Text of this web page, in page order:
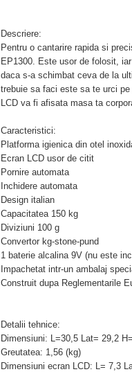
Descriere:
Pentru o cantarire rapida si
EP1300. Este usor de folosit,
daca s-a schimbat ceva de la
trebuie sa faci este sa te urci pe
LCD va fi afisata masa ta
Caracteristici:
Platforma igienica din otel
Ecran LCD usor de citit
Pornire automata
Inchidere automata
Design italian
Capacitatea 150 kg
Diviziuni 100 g
Convertor kg-stone-pund
1 baterie alcalina 9V (nu este
Impachetat intr-un ambalaj
Construit dupa Reglementarile
Detalii tehnice:
Dimensiuni: L=30,5 Lat= 29,2
Greutatea: 1,56 (kg)
Dimensiuni ecran LCD: L= 7,3